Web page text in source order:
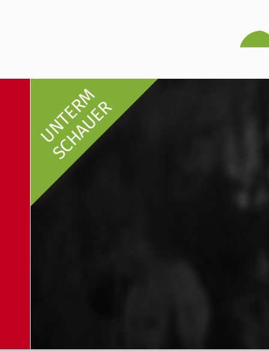
UNTERM
SCHAUER